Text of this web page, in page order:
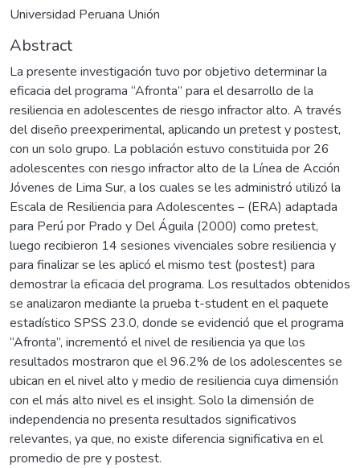
Universidad Peruana Unión
Abstract
La presente investigación tuvo por objetivo determinar la
eficacia del programa “Afronta” para el desarrollo de la
resiliencia en adolescentes de riesgo infractor alto. A través
del diseño preexperimental, aplicando un pretest y postest,
con un solo grupo. La población estuvo constituida por 26
adolescentes con riesgo infractor alto de la Línea de Acción
Jóvenes de Lima Sur, a los cuales se les administró utilizó la
Escala de Resiliencia para Adolescentes – (ERA) adaptada
para Perú por Prado y Del Águila (2000) como pretest,
luego recibieron 14 sesiones vivenciales sobre resiliencia y
para finalizar se les aplicó el mismo test (postest) para
demostrar la eficacia del programa. Los resultados obtenidos
se analizaron mediante la prueba t-student en el paquete
estadístico SPSS 23.0, donde se evidenció que el programa
“Afronta”, incrementó el nivel de resiliencia ya que los
resultados mostraron que el 96.2% de los adolescentes se
ubican en el nivel alto y medio de resiliencia cuya dimensión
con el más alto nivel es el insight. Solo la dimensión de
independencia no presenta resultados significativos
relevantes, ya que, no existe diferencia significativa en el
promedio de pre y postest.